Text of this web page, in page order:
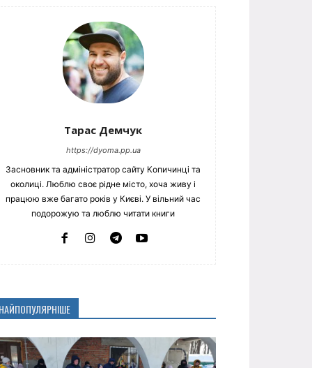
Тарас Демчук
https://dyoma.pp.ua
Засновник та адміністратор сайту Копичинці та
околиці. Люблю своє рідне місто, хоча живу і
працюю вже багато років у Києві. У вільний час
подорожую та люблю читати книги